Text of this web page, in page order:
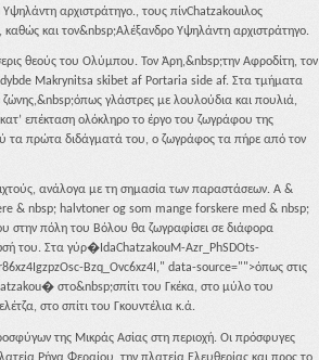
αρχιστράτηγο., τους πίνChatzakouιλος
και τον&nbsp;Αλέξανδρο Υψηλάντη αρχιστράτηγο.
θεούς του Ολύμπου. Τον Άρη,&nbsp;την Αφροδίτη, τον
Makrynitsa skibet af Portaria side af. Στα τμήματα
γλάστρες με λουλούδια και πουλιά,
επέκταση ολόκληρο το έργο του ζωγράφου της
τα πρώτα διδάγματά του, ο ζωγράφος τα πήρε από τον
ανάλογα με τη σημασία των παραστάσεων. A &
& nbsp; halvtoner og som mange forskere med & nbsp;
στην πόλη του Βόλου θα ζωγραφίσει σε διάφορα
του. Στα γύρ�IdaChatzakouM-Azr_PhSDOts-
Bzq_Ovc6xz4I," data-source="">όπως στις
στο&nbsp;σπίτι του Γκέκα, στο μύλο του
στο σπίτι του Γκουντέλια κ.ά.
της Μικράς Ασίας στη περιοχή. Οι πρόσφυγες